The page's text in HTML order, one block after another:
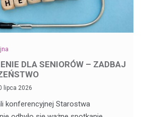
DLA SENIORÓW – ZADBAJ
lipca 2026
konferencyjnej Starostwa